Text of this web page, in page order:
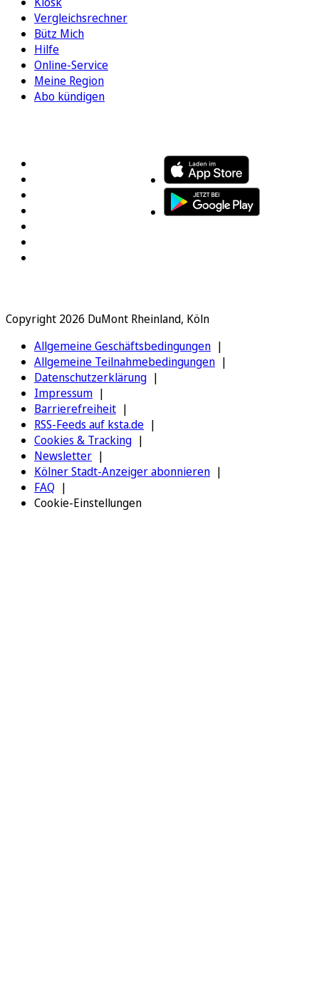
Vergleichsrechner
Bütz Mich
Hilfe
Online-Service
Meine Region
Abo kündigen
Copyright 2026 DuMont Rheinland, Köln
Allgemeine Geschäftsbedingungen
Allgemeine Teilnahmebedingungen
Datenschutzerklärung
Impressum
Barrierefreiheit
RSS-Feeds auf ksta.de
Cookies & Tracking
Newsletter
Kölner Stadt-Anzeiger abonnieren
FAQ
Cookie-Einstellungen